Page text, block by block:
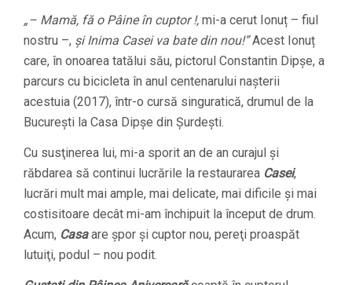
„– Mamă, fă o Pâine în cuptor !, mi-a cerut Ionuț – fiul
nostru –, și Inima Casei va bate din nou!”Acest Ionuț
care, în onoarea tatălui său, pictorul Constantin Dipșe, a
parcurs cu bicicleta în anul centenarului nașterii
acestuia (2017), într-o cursă singuratică, drumul de la
București la Casa Dipșe din Șurdești.
Cu susţinerea lui, mi-a sporit an de an curajul și
răbdarea să continui lucrările la restaurarea Casei,
lucrări mult mai ample, mai delicate, mai dificile și mai
costisitoare decât mi-am închipuit la început de drum.
Acum, Casaare şpor şi cuptor nou, pereţi proaspăt
lutuiţi, podul – nou podit.